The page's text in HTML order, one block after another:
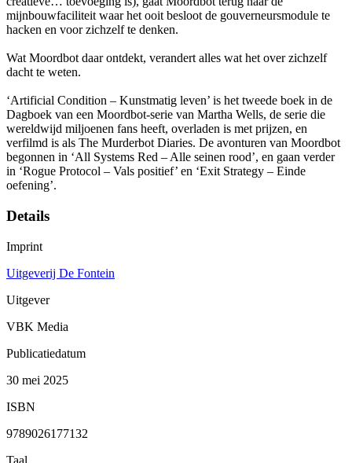
mijnbouwfaciliteit waar het ooit besloot de gouverneursmodule te
hacken en voor zichzelf te denken.
Wat Moordbot daar ontdekt, verandert alles wat het over zichzelf
dacht te weten.
‘Artificial Condition – Kunstmatig leven’ is het tweede boek in de
Dagboek van een Moordbot-serie van Martha Wells, de serie die
wereldwijd miljoenen fans heeft, overladen is met prijzen, en
verfilmd is als The Murderbot Diaries. De avonturen van Moordbot
begonnen in ‘All Systems Red – Alle seinen rood’, en gaan verder
in ‘Rogue Protocol – Vals positief’ en ‘Exit Strategy – Einde
oefening’.
Details
Imprint
Uitgeverij De Fontein
Uitgever
VBK Media
Publicatiedatum
30 mei 2025
ISBN
9789026177132
Taal